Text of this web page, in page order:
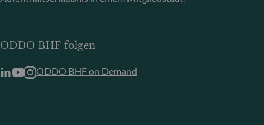
ODDO BHF folgen
ODDO BHF on Demand